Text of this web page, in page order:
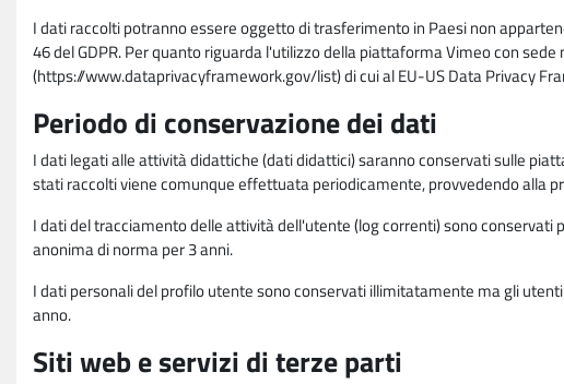
I dati raccolti potranno essere oggetto di trasferimento in Paesi non
46 del GDPR. Per quanto riguarda l'utilizzo della piattaforma Vimeo con
(https://www.dataprivacyframework.gov/list) di cui al EU-US Data Privacy
Periodo di conservazione dei dati
I dati legati alle attività didattiche (dati didattici) saranno conservati sulle
stati raccolti viene comunque effettuata periodicamente, provvedendo alla
I dati del tracciamento delle attività dell'utente (log correnti) sono
anonima di norma per 3 anni.
I dati personali del profilo utente sono conservati illimitatamente ma gli
anno.
Siti web e servizi di terze parti